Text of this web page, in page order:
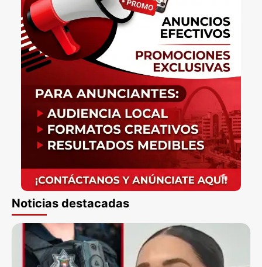
Noticias destacadas